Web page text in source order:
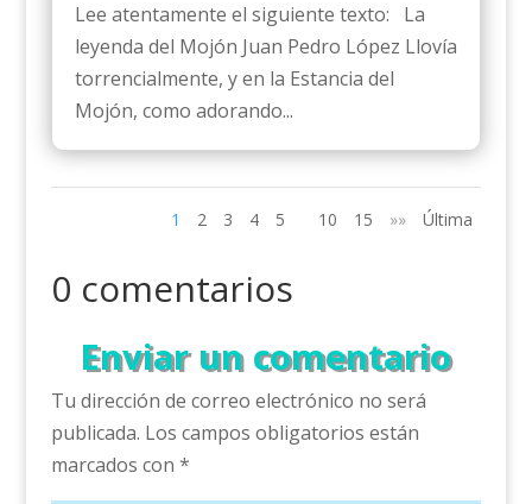
Lee atentamente el siguiente texto: La
leyenda del Mojón Juan Pedro López Llovía
torrencialmente, y en la Estancia del
Mojón, como adorando...
1 2 3 4 5 10 15 »» Última
0 comentarios
Enviar un comentario
Tu dirección de correo electrónico no será
publicada. Los campos obligatorios están
marcados con *